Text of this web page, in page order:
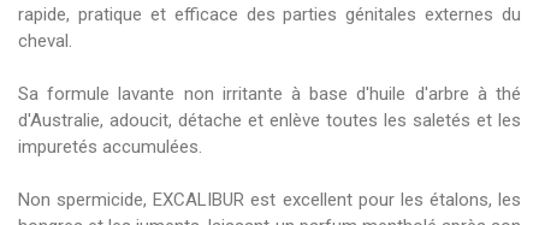
rapide, pratique et efficace des parties génitales externes du
cheval.
Sa formule lavante non irritante à base d'huile d'arbre à thé
d'Australie, adoucit, détache et enlève toutes les saletés et les
impuretés accumulées.
Non spermicide, EXCALIBUR est excellent pour les étalons, les